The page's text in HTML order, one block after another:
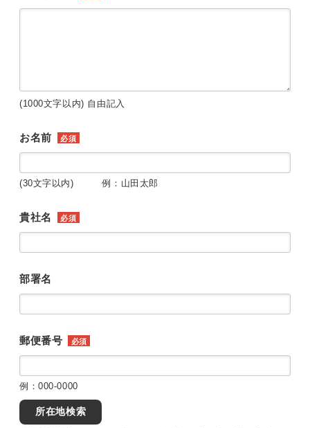
(1000文字以内) 自由記入
お名前 必須
(30文字以内) 例：山田太郎
貴社名 必須
部署名
郵便番号 必須
例：000-0000
所在地検索